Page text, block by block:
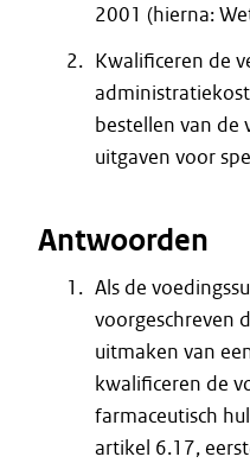
2001 (hierna:
Kwalificeren de
bestellen van de
uitgaven voor
Antwoorden
Als de
voorgeschreven
uitmaken van
kwalificeren de
farmaceutisch
artikel 6.17,